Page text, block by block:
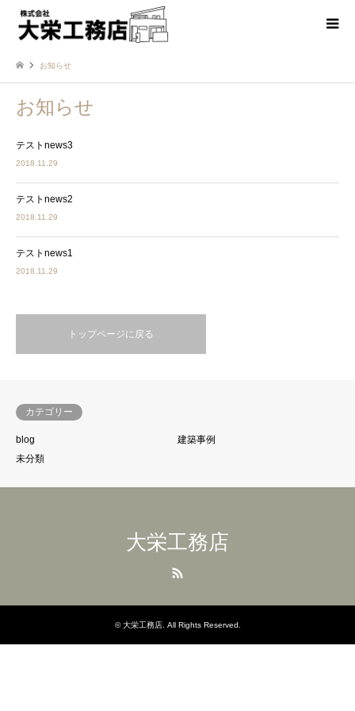
お知らせ
お知らせ
テストnews3
2018.11.29
テストnews2
2018.11.29
テストnews1
2018.11.29
トップページに戻る
カテゴリー
blog
建築事例
未分類
大栄工務店
©大栄工務店. All Rights Reserved.